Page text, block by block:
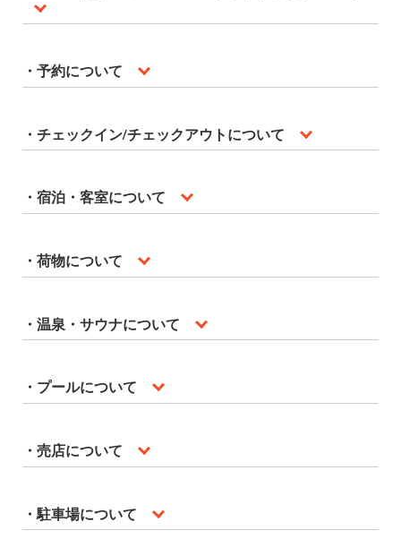
・予約について
・チェックイン/チェックアウトについて
・宿泊・客室について
・荷物について
・温泉・サウナについて
・プールについて
・売店について
・駐車場について